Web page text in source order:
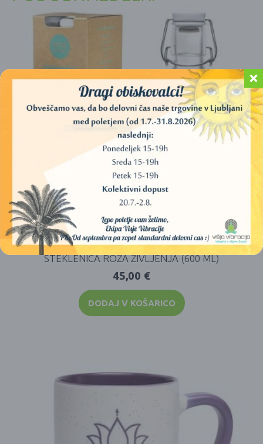
STEKLENICA ROŽA ŽIVLJENJA (600 ML)
45,00 €
DODAJ V KOŠARICO